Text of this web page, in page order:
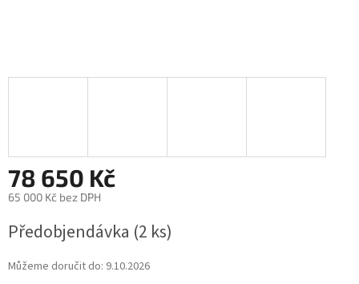
78 650 Kč
65 000 Kč bez DPH
cena:
Předobjendávka (2 ks)
Můžeme doručit do: 9.10.2026